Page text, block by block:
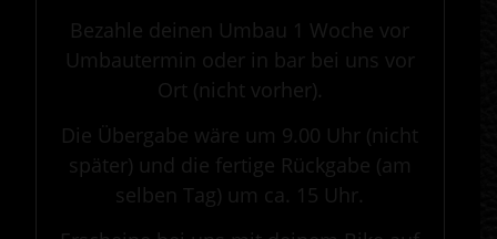
Bezahle deinen Umbau 1 Woche vor
Umbautermin oder in bar bei uns vor
Ort (nicht vorher).
Die Übergabe wäre um 9.00 Uhr (nicht
später) und die fertige Rückgabe (am
selben Tag) um ca. 15 Uhr.